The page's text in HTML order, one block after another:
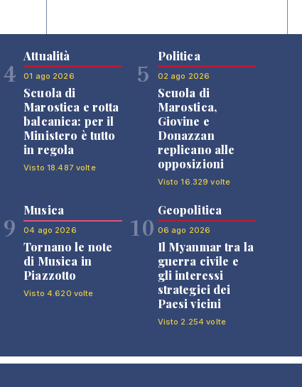
4
Attualità
01 ago 2026
Scuola di
Marostica e rotta
balcanica: per il
Ministero è tutto
in regola
Visto 18.487 volte
5
Politica
02 ago 2026
Scuola di
Marostica,
Giovine e
Donazzan
replicano alle
opposizioni
Visto 16.329 volte
9
Musica
04 ago 2026
Tornano le note
di Musica in
Piazzotto
Visto 4.620 volte
10
Geopolitica
06 ago 2026
Il Myanmar tra la
guerra civile e
gli interessi
strategici dei
Paesi vicini
Visto 2.254 volte